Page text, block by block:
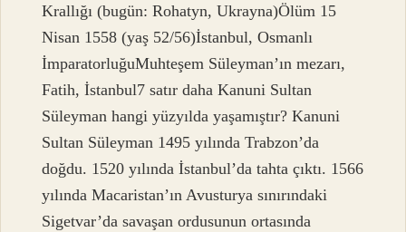
Krallığı (bugün: Rohatyn, Ukrayna)Ölüm 15
Nisan 1558 (yaş 52/56)İstanbul, Osmanlı
İmparatorluğuMuhteşem Süleyman’ın mezarı,
Fatih, İstanbul7 satır daha Kanuni Sultan
Süleyman hangi yüzyılda yaşamıştır? Kanuni
Sultan Süleyman 1495 yılında Trabzon’da
doğdu. 1520 yılında İstanbul’da tahta çıktı. 1566
yılında Macaristan’ın Avusturya sınırındaki
Sigetvar’da savaşan ordusunun ortasında